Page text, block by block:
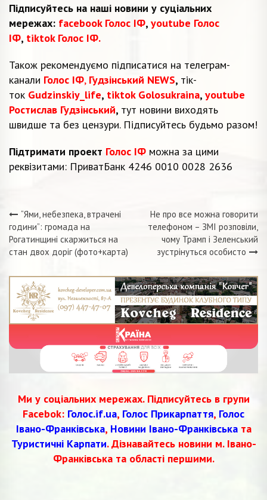
Підписуйтесь на наші новини у суціальних
мережах: facebook Голос ІФ, youtube Голос
ІФ, tiktok Голос ІФ.
Також рекомендуємо підписатися на телеграм-
канали Голос ІФ, Гудзінський NEWS, тік-
ток Gudzinskiy_life, tiktok Golosukraina, youtube
Ростислав Гудзінський, тут новини виходять
швидше та без цензури. Підписуйтесь будьмо разом!
Підтримати проект Голос ІФ можна за цими
реквізитами: ПриватБанк 4246 0010 0028 2636
Навігація
записів
“Ями, небезпека, втрачені
години”: громада на
Рогатинщині скаржиться на
стан двох доріг (фото+карта)
Не про все можна говорити
телефоном – ЗМІ розповіли,
чому Трамп і Зеленський
зустрінуться особисто
Ми у соціальних мережах. Підписуйтесь в групи
Facebok: Голос.if.ua, Голос Прикарпаття, Голос
Івано-Франківська, Новини Івано-Франківськата
Туристичні Карпати. Дізнавайтесь новини м. Івано-
Франківська та області першими.